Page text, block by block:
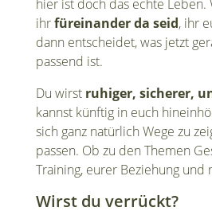
hier ist doch das echte Leben.
ihrfüreinander da seid, ihr
dann entscheidet, was jetzt
passend ist.
Du wirst ruhiger, sicherer,
kannst künftig in euch
sich ganz natürlich Wege zu
passen. Ob zu den Themen
Training, eurer Beziehung und
Wirst du verrückt?